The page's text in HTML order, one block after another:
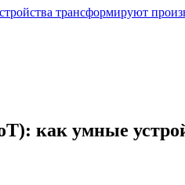
трансформируют
как умные